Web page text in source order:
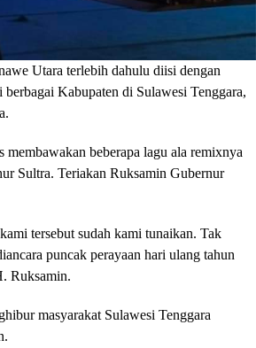
Utara terlebih dahulu diisi dengan
Kabupaten di Sulawesi Tenggara,
beberapa lagu ala remixnya
Sultra. Teriakan Ruksamin Gubernur
tersebut sudah kami tunaikan. Tak
puncak perayaan hari ulang tahun
Ruksamin.
masyarakat Sulawesi Tenggara